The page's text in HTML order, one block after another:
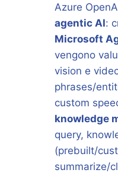
Azure
agentic AI:
Microsoft
vengono
vision e
phrases/
custom
knowledge
query,
(prebuilt/
summarize/